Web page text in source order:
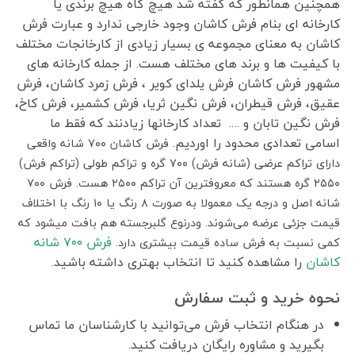
کارخانه ای بنام فرش کاشان وجود خارجی ندارد و عبارت فرش
کاشان به معنای مجموعه ی بسیار زیادی از کارخانجات مختلف
با کیفیت ها و برند های مختلف هست. از جمله کارخانه های
مشهور فرش کاشان فرش یلدای کویر ، فرش زمرد کاشان، فرش
عقیق، فرش قیطران، فرش نگین ثریا، فرش کشمیر، فرش کاخ،
فرش نگین تابان و …. تعداد کارخانها زیادنند که فقط ما
اسامی تعدادی محدود را اوردیم.
فرش کاشان ۷۰۰ شانه واقعی
دارای تراکم عرضی (شانه فرش) ۷۰۰ گره و تراکم طولی (تراکم فرش)
۲۵۵۰ گره هستند که معروفترین آن تراکم ۲۵۰۰ هست. فرش ۷۰۰
شانه اصل و درجه یک معمولا به صورت ۸ رنگ یا ۱۰ رنگ با اختلاف
قیمت جزئی عرضه می‌شوند. ودرنوع گلبرجسته هم بافت میشود که
کمی نسبت به فرش ساده قیمت بیشتری دارد.
فرش ٧٠٠ شانه
کاشان را مشاهده کنید تا انتخاب بهتری داشته باشید.
نحوه خرید و ثبت سفارش
در هنگام انتخاب فرش می‌توانید با کارشناسان ما تماس
بگیرید و مشاوره رایگان دریافت کنید.